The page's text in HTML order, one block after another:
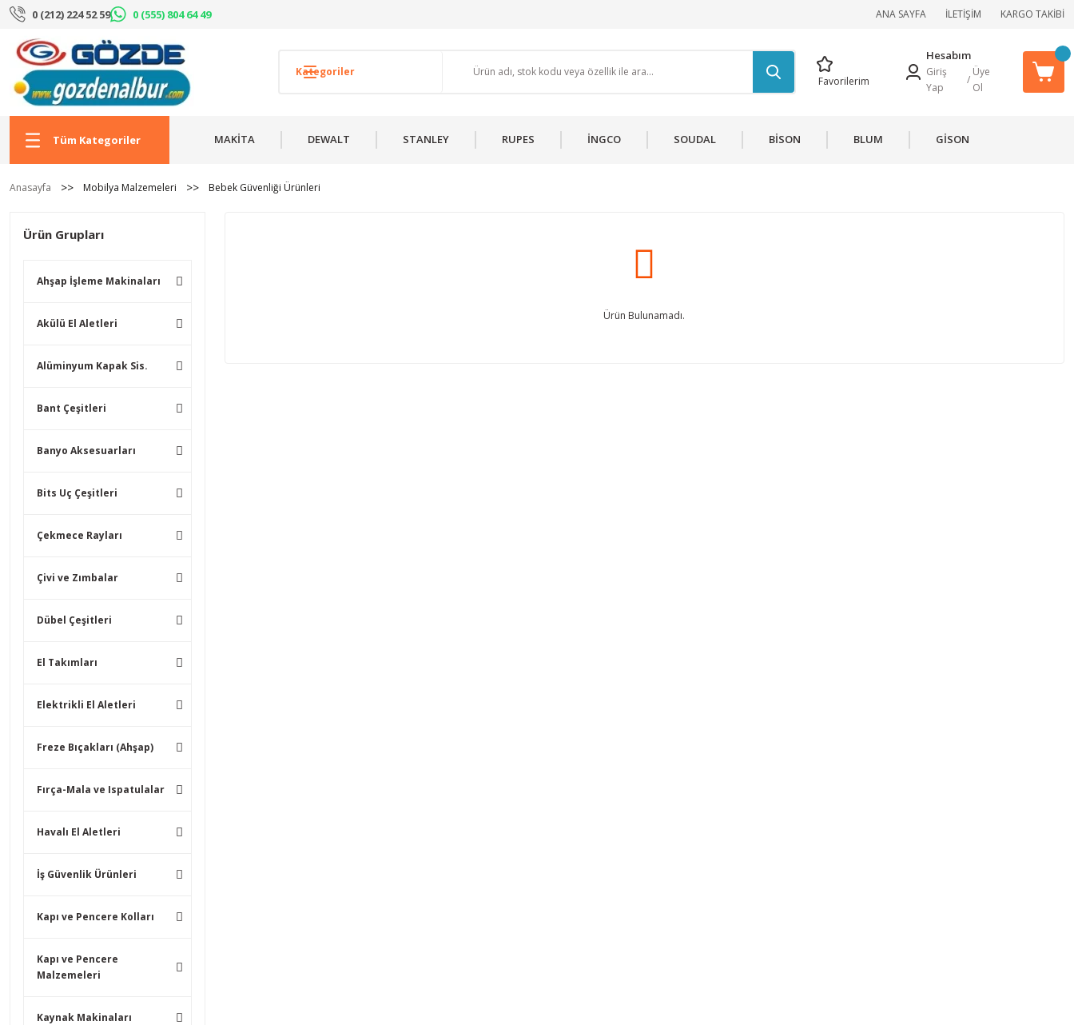
0 (212) 224 52 59 0 (555) 804 64 49 ANA SAYFA İLETİŞİM KARGO TAKİBİ
Favorilerim
Hesabım
Giriş
Yap
/
Üye
Ol
Tüm Kategoriler MAKİTA DEWALT STANLEY RUPES İNGCO SOUDAL BİSON BLUM GİSON
Anasayfa Mobilya Malzemeleri Bebek Güvenliği Ürünleri
Ürün Grupları
Ahşap İşleme Makinaları
Akülü El Aletleri
Alüminyum Kapak Sis.
Bant Çeşitleri
Banyo Aksesuarları
Bits Uç Çeşitleri
Çekmece Rayları
Çivi ve Zımbalar
Dübel Çeşitleri
El Takımları
Elektrikli El Aletleri
Freze Bıçakları (Ahşap)
Fırça-Mala ve Ispatulalar
Havalı El Aletleri
İş Güvenlik Ürünleri
Kapı ve Pencere Kolları
Kapı ve Pencere
Malzemeleri
Kaynak Makinaları
Ürün Bulunamadı.